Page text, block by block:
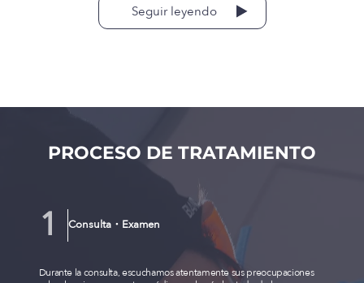
Seguir leyendo
PROCESO DE TRATAMIENTO
Consulta・Examen
Durante la consulta, escuchamos atentamente sus preocupaciones